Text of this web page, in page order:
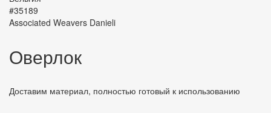
#35189
Associated Weavers Danieli
Оверлок
Доставим материал, полностью готовый к использованию